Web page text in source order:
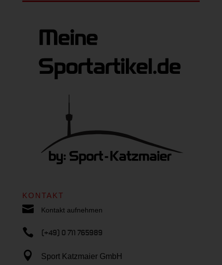
KONTAKT
 Kontakt aufnehmen
 (+49) 0 711 765989

Sport Katzmaier GmbH